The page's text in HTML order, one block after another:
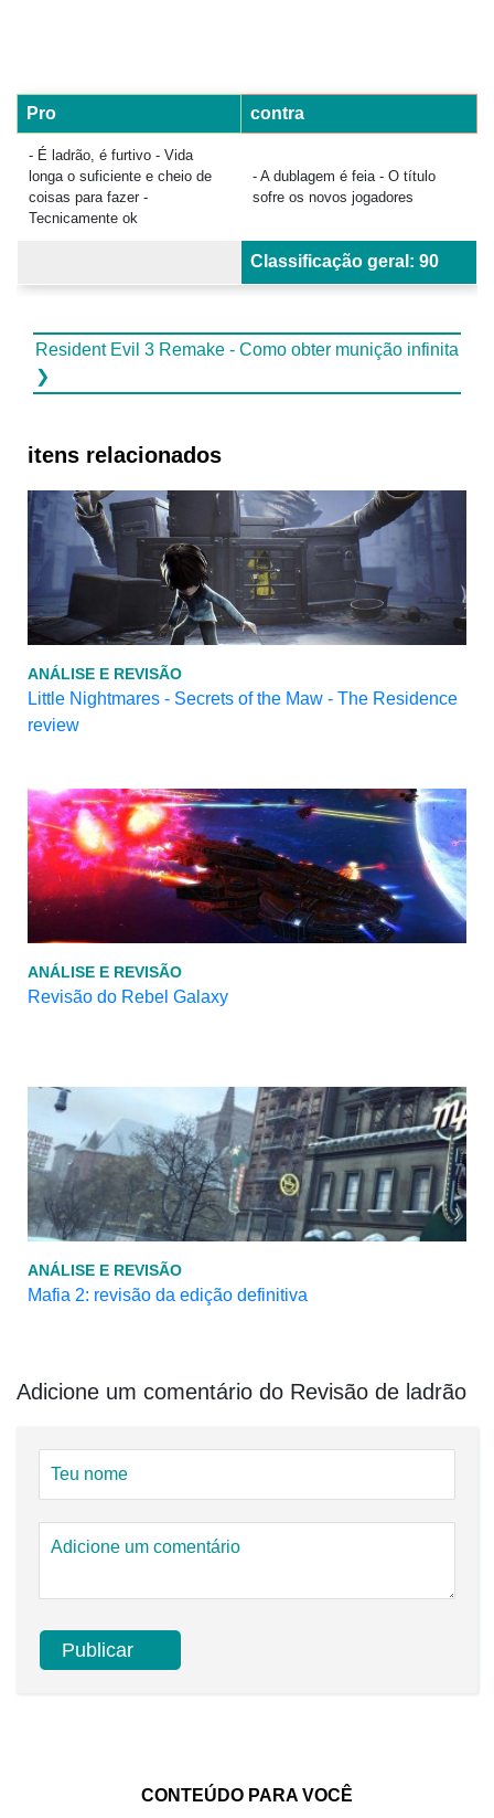
Pro contra
- É ladrão, é furtivo - Vida
longa o suficiente e cheio de
coisas para fazer -
Tecnicamente ok
- A dublagem é feia - O título
sofre os novos jogadores
Classificação geral: 90
Resident Evil 3 Remake - Como obter munição infinita
❯
itens relacionados
ANÁLISE E REVISÃO
Little Nightmares - Secrets of the Maw - The Residence
review
ANÁLISE E REVISÃO
Revisão do Rebel Galaxy
ANÁLISE E REVISÃO
Mafia 2: revisão da edição definitiva
Adicione um comentário do Revisão de ladrão
CONTEÚDO PARA VOCÊ